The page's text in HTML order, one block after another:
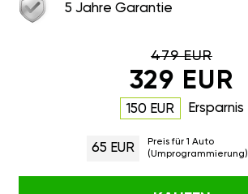
5 Jahre Garantie
479 EUR
329 EUR
150 EUR Ersparnis
65 EUR
Preis für 1 Auto
(Umprogrammierung)